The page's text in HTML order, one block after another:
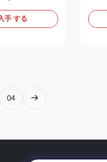
Alloy
It is a self-
pick up
手 する
Roller
04